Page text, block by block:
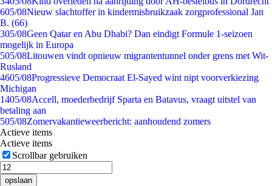
605/08Nieuw slachtoffer in kindermisbruikzaak zorgprofessional Jan
B. (66)
305/08Geen Qatar en Abu Dhabi? Dan eindigt Formule 1-seizoen
mogelijk in Europa
505/08Litouwen vindt opnieuw migrantentunnel onder grens met Wit-
Rusland
4605/08Progressieve Democraat El-Sayed wint nipt voorverkiezing
Michigan
1405/08Accell, moederbedrijf Sparta en Batavus, vraagt uitstel van
betaling aan
505/08Zomervakantieweerbericht: aanhoudend zomers
Actieve items
Actieve items
Scrollbar gebruiken
opslaan